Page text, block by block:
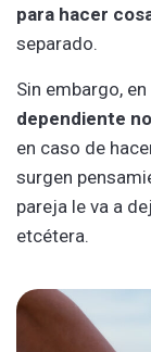
para hacer
separado.
Sin embargo,
dependiente
en caso de
surgen
pareja le va a
etcétera.